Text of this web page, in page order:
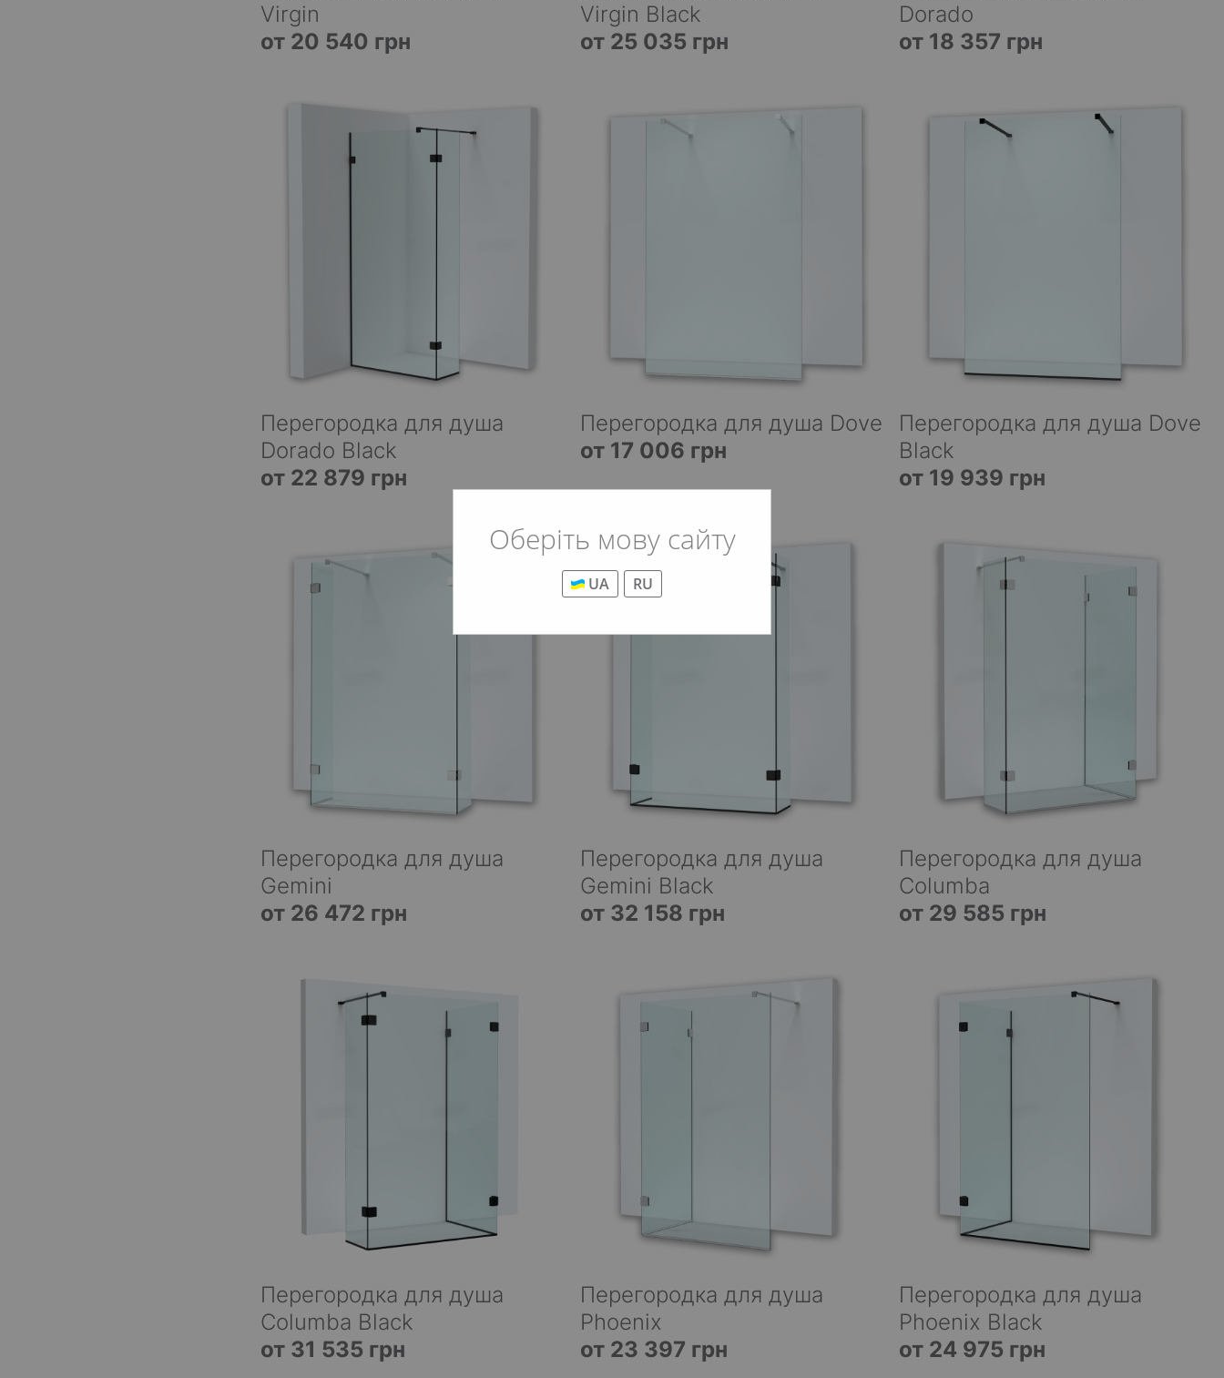
Оберіть мову сайту
UA RU
Virgin
от 20 540 грн
Virgin Black
от 25 035 грн
Dorado
от 18 357 грн
Перегородка для душа
Dorado Black
от 22 879 грн
Перегородка для душа Dove
от 17 006 грн
Перегородка для душа Dove
Black
от 19 939 грн
Перегородка для душа
Gemini
от 26 472 грн
Перегородка для душа
Gemini Black
от 32 158 грн
Перегородка для душа
Columba
от 29 585 грн
Перегородка для душа
Columba Black
от 31 535 грн
Перегородка для душа
Phoenix
от 23 397 грн
Перегородка для душа
Phoenix Black
от 24 975 грн